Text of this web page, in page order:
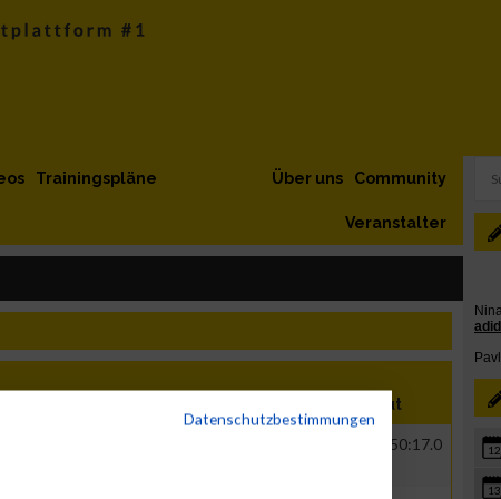
Trainingspläne Community
Über uns
Veranstalter
Brut
00:50:17.0 12
13
Datenschutzbestimmungen